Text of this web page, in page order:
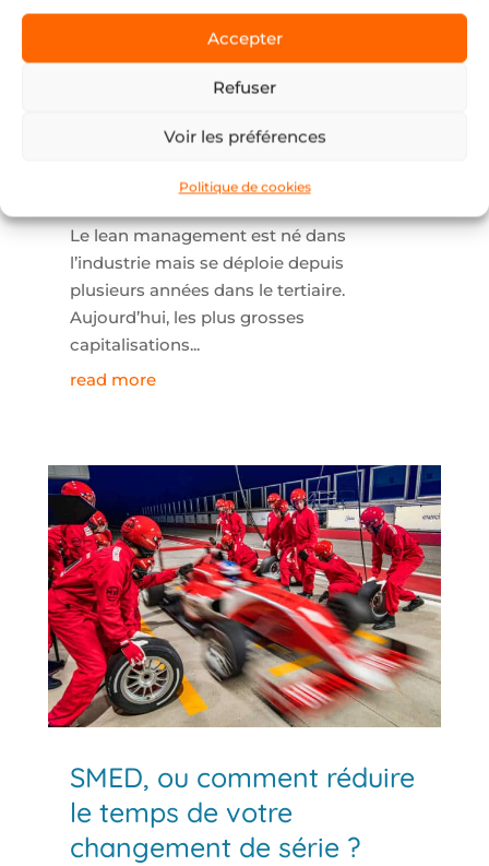
Accepter
Refuser
Voir les préférences
Politique de cookies
Lean Office ou peut on
faire du Lean dans le
|Info Lean
Le lean management est né dans
l’industrie mais se déploie depuis
plusieurs années dans le tertiaire.
Aujourd’hui, les plus grosses
capitalisations...
read more
SMED, ou comment réduire
le temps de votre
changement de série ?